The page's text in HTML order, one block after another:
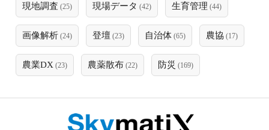
現地調査 (25) 現場データ (42) 生育管理 (44)
画像解析 (24) 登壇 (23) 自治体 (65) 農協 (17)
農業DX (23) 農薬散布 (22) 防災 (169)